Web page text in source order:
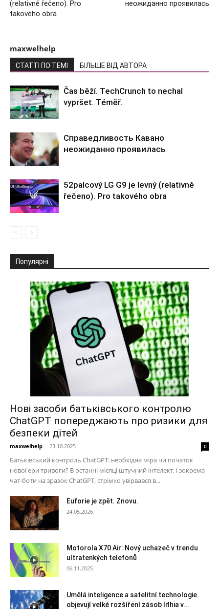
(relativně řečeno). Pro
takového obra
неожиданно проявилась
maxwelhelp
СТАТТІ ПО ТЕМІ БІЛЬШЕ ВІД АВТОРА
Čas běží. TechCrunch to nechal
vypršet. Téměř.
Справедливость Кавано
неожиданно проявилась
52palcový LG G9 je levný (relativně
řečeno). Pro takového obra
Популярні
Нові засоби батьківського контролю
ChatGPT попереджають про ризики для
безпеки дітей
maxwelhelp - 23.10.2025 0
Батьківський контроль ChatGPT: необхідна міра чи початок
нової ери тривоги? В останні місяці штучний інтелект, і зокрема
чат-боти на зразок ChatGPT, стрімко увірвався в...
Euforie je zpět. Znovu.
24.05.2026
Motorola X70 Air: Nový uchazeč v trendu
ultratenkých telefonů
06.11.2025
Umělá inteligence a satelitní technologie
objevují velké rozšíření zásob lithia v...